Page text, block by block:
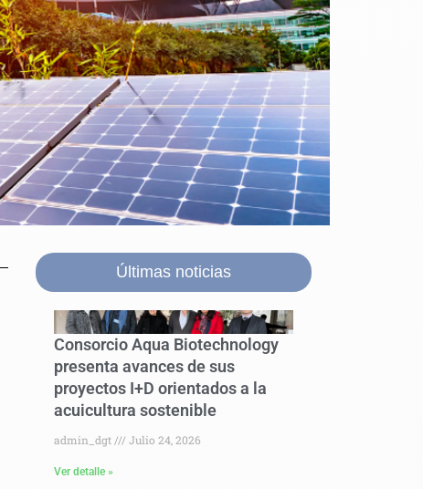
Últimas noticias
Consorcio Aqua Biotechnology
presenta avances de sus
proyectos I+D orientados a la
acuicultura sostenible
admin_dgt Julio 24, 2026
Ver detalle »